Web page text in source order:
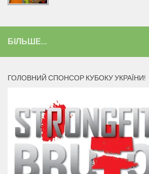
БІЛЬШЕ...
ГОЛОВНИЙ СПОНСОР КУБОКУ УКРАЇНИ!